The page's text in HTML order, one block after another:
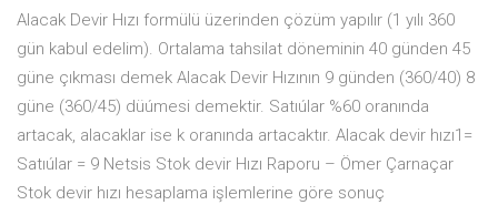
Alacak Devir Hızı formülü üzerinden çözüm yapılır (1 yılı 360
gün kabul edelim). Ortalama tahsilat döneminin 40 günden 45
güne çıkması demek Alacak Devir Hızının 9 günden (360/40) 8
güne (360/45) düúmesi demektir. Satıúlar %60 oranında
artacak, alacaklar ise k oranında artacaktır. Alacak devir hızı1=
Satıúlar = 9 Netsis Stok devir Hızı Raporu – Ömer Çarnaçar
Stok devir hızı hesaplama işlemlerine göre sonuç